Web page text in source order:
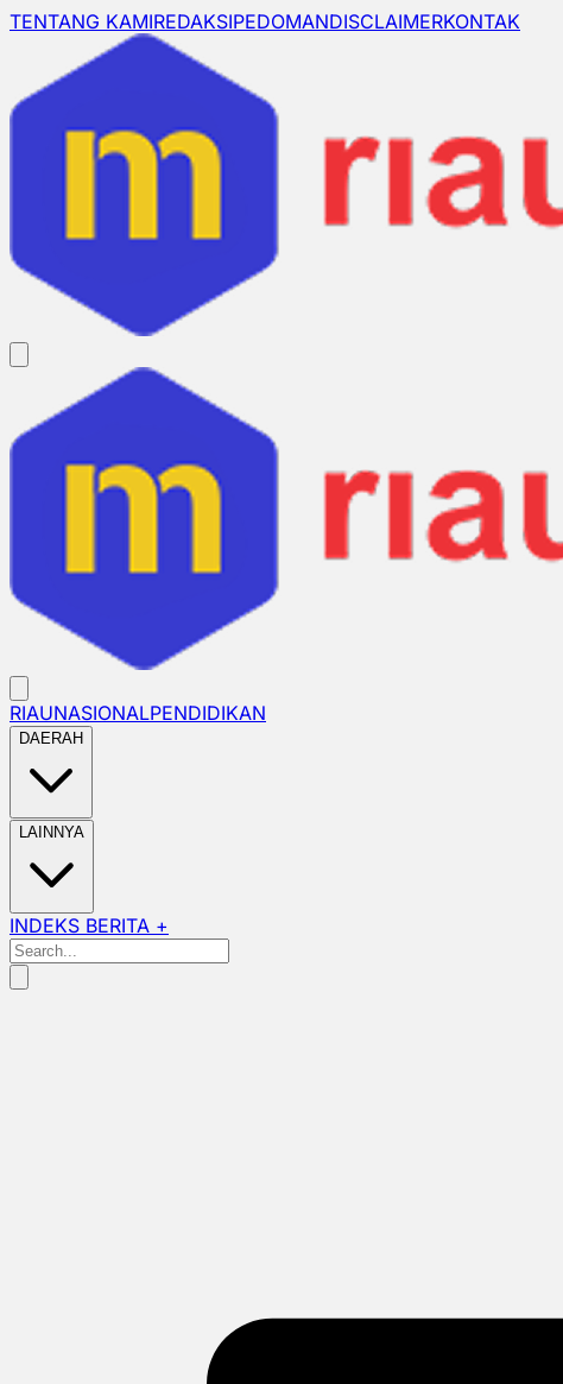
TENTANG KAMIREDAKSIPEDOMANDISCLAIMERKONTAK
RIAUNASIONALPENDIDIKAN
DAERAH
LAINNYA
INDEKS BERITA +